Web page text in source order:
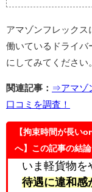
アマゾンフレックス
働いているドライバ
にしてみてください
関連記事： ⇒アマゾ
口コミを調査！
【拘束時間が長い
へ】この記事の結
いま軽貨物を
待遇に違和感